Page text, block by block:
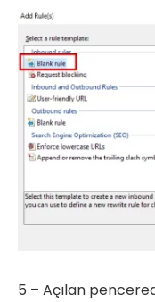
5 – Açılan